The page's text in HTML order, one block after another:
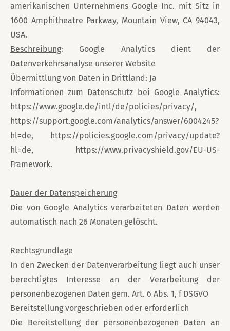
amerikanischen Unternehmens Google Inc. mit Sitz in
1600 Amphitheatre Parkway, Mountain View, CA 94043,
USA.
Beschreibung: Google Analytics dient der
Datenverkehrsanalyse unserer Website
Übermittlung von Daten in Drittland: Ja
Informationen zum Datenschutz bei Google Analytics:
https://www.google.de/intl/de/policies/privacy/,
https://support.google.com/analytics/answer/6004245?
hl=de, https://policies.google.com/privacy/update?
hl=de, https://www.privacyshield.gov/EU-US-
Framework.
Dauer der Datenspeicherung
Die von Google Analytics verarbeiteten Daten werden
automatisch nach 26 Monaten gelöscht.
Rechtsgrundlage
In den Zwecken der Datenverarbeitung liegt auch unser
berechtigtes Interesse an der Verarbeitung der
personenbezogenen Daten gem. Art. 6 Abs. 1, f DSGVO
Bereitstellung vorgeschrieben oder erforderlich
Die Bereitstellung der personenbezogenen Daten an